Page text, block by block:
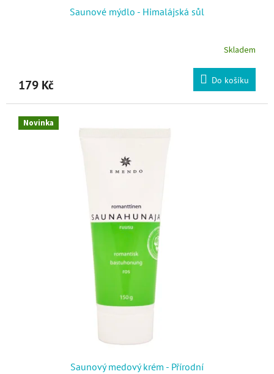
Saunové mýdlo - Himalájská sůl
Skladem
179 Kč Do košíku
Novinka
Saunový medový krém - Přírodní